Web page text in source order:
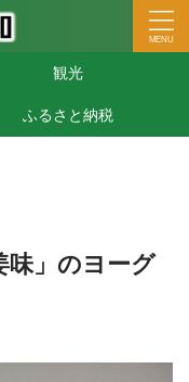
観光
ふるさと納税
味」のヨーグ